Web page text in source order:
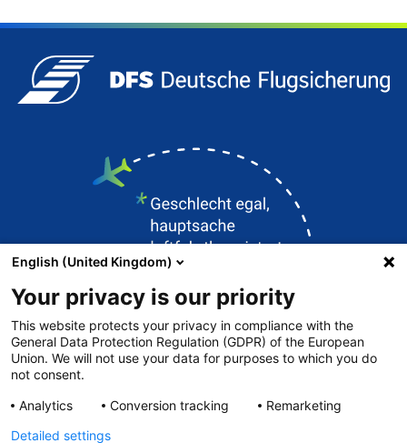
DFS.de
English (United Kingdom)
Your privacy is our priority
This website protects your privacy in compliance with the
General Data Protection Regulation (GDPR) of the European
Union. We will not use your data for purposes to which you do
not consent.
Analytics
Conversion tracking
Remarketing
Detailed settings